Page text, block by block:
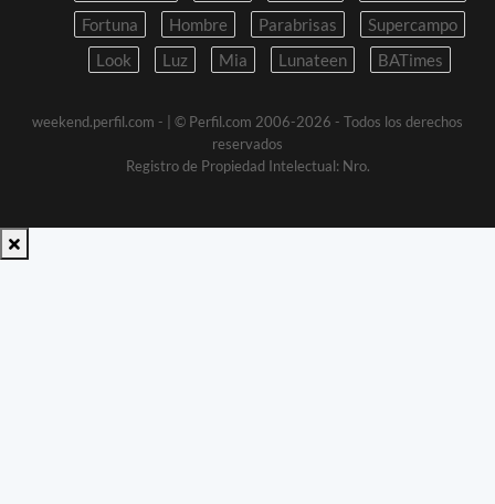
Fortuna
Hombre Parabrisas
Supercampo
Look
Luz Mia Lunateen BATimes
weekend.perfil.com -
| © Perfil.com 2006-2026 - Todos los derechos
reservados
Registro de Propiedad Intelectual: Nro.